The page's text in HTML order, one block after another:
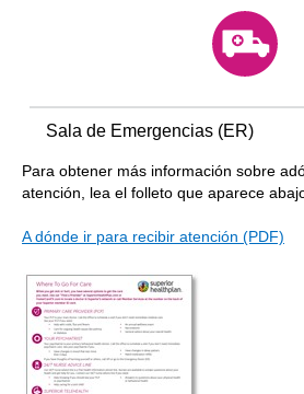
Sala de Emergencias (ER)
Para obtener más información sobre
atención, lea el folleto que aparece
A dónde ir para recibir atención (PDF)